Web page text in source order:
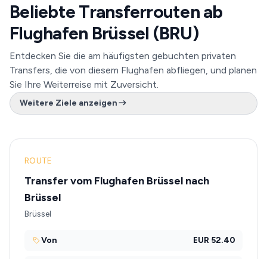
Beliebte Transferrouten ab
Flughafen Brüssel (BRU)
Entdecken Sie die am häufigsten gebuchten privaten
Transfers, die von diesem Flughafen abfliegen, und planen
Sie Ihre Weiterreise mit Zuversicht.
Weitere Ziele anzeigen
ROUTE
Transfer vom Flughafen Brüssel nach
Brüssel
Brüssel
Von EUR 52.40